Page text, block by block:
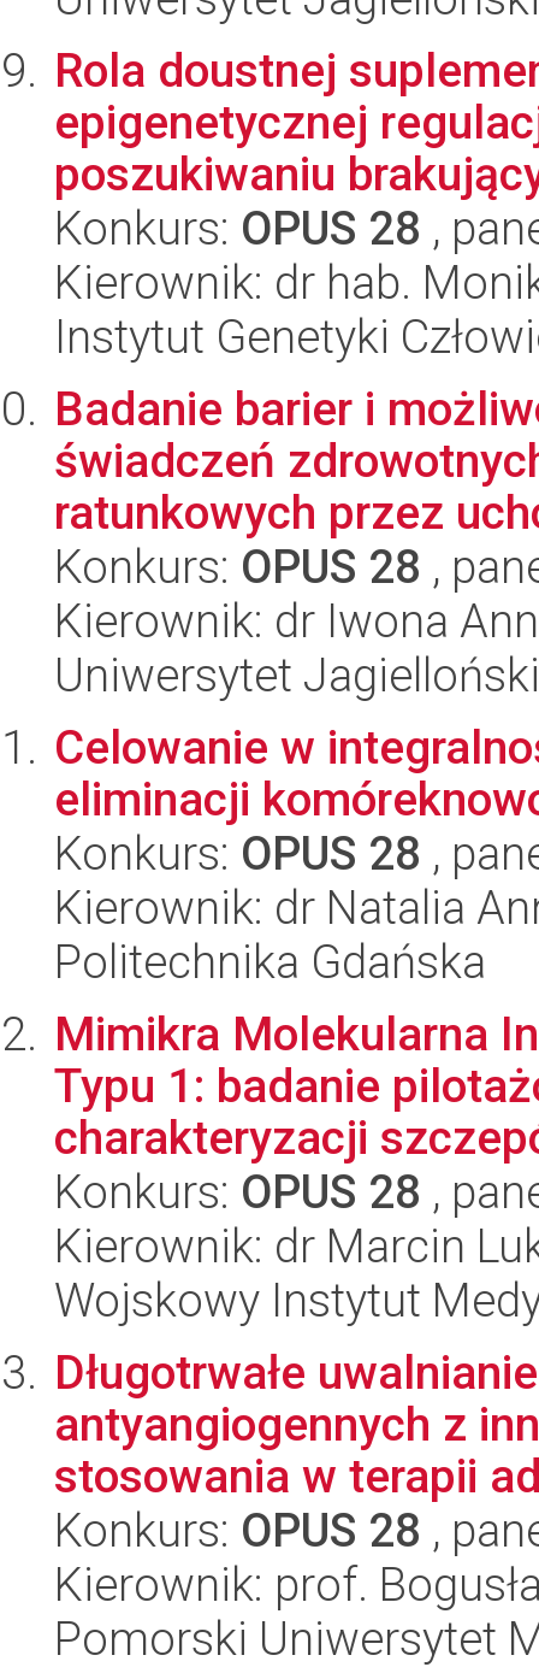
Rola doustnej
epigenetycznej
poszukiwaniu
Konkurs: OPUS 28 ,
Kierownik: dr hab.
Instytut Genetyki
Badanie barier i
świadczeń
ratunkowych przez
Konkurs: OPUS 28 ,
Kierownik: dr Iwona
Uniwersytet Jagielloński
Celowanie w
eliminacji
Konkurs: OPUS 28 ,
Kierownik: dr Natalia
Politechnika Gdańska
Mimikra Molekularna
Typu 1: badanie
charakteryzacji
Konkurs: OPUS 28 ,
Kierownik: dr Marcin
Wojskowy Instytut
Długotrwałe
antyangiogennych z
stosowania w terapii
Konkurs: OPUS 28 ,
Kierownik: prof.
Pomorski Uniwersytet